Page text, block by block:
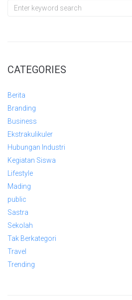
CATEGORIES
Berita
Branding
Business
Ekstrakulikuler
Hubungan Industri
Kegiatan Siswa
Lifestyle
Mading
public
Sastra
Sekolah
Tak Berkategori
Travel
Trending